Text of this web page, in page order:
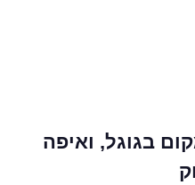
בגוגל, ואיפה